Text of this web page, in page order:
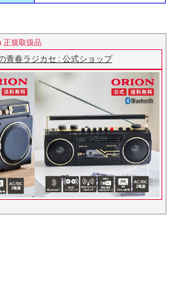
正規取扱品
青春ラジカセ : 公式ショップ